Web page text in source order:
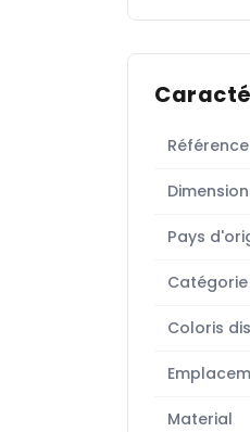
Référence
Pays
Catégorie
Coloris
Material